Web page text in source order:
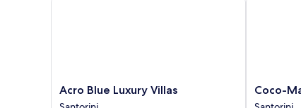
Acro
Blue
Acro Blue Luxury Villas
Coco-
Mat
Coco-